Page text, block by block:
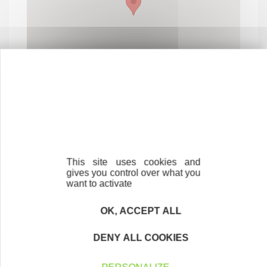
Contactez-nous ! Cliquez ici
Trouvez à qui vous adresser
This site uses cookies and
gives you control over what you
want to activate
OK, ACCEPT ALL
DENY ALL COOKIES